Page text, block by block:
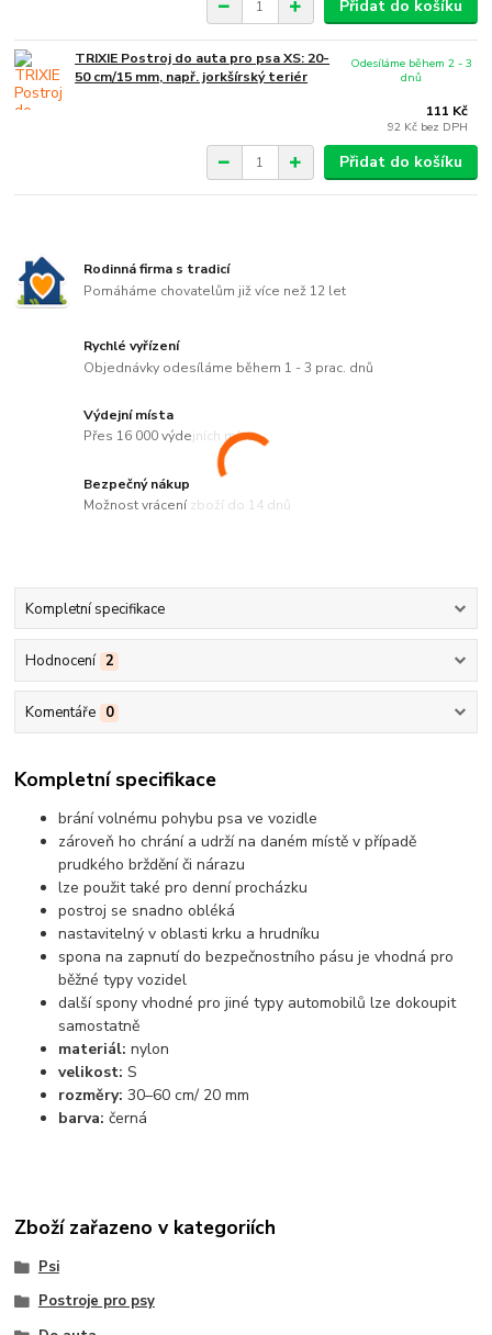
Přidat do košíku
TRIXIE Postroj do auta pro psa XS: 20-
50 cm/15 mm, např. jorkšírský teriér
111 Kč
92 Kč bez DPH
Odesíláme během 2 - 3
dnů
Přidat do košíku
Rodinná firma s tradicí
Pomáháme chovatelům již více než 12 let
Rychlé vyřízení
Objednávky odesíláme během 1 - 3 prac. dnů
Výdejní místa
Přes 16 000 výdejních míst
Bezpečný nákup
Možnost vrácení zboží do 14 dnů
Kompletní specifikace
Hodnocení 2
Komentáře 0
Kompletní specifikace
brání volnému pohybu psa ve vozidle
zároveň ho chrání a udrží na daném místě v případě
prudkého brždění či nárazu
lze použit také pro denní procházku
postroj se snadno obléká
nastavitelný v oblasti krku a hrudníku
spona na zapnutí do bezpečnostního pásu je vhodná pro
běžné typy vozidel
další spony vhodné pro jiné typy automobilů lze dokoupit
samostatně
materiál: nylon
velikost: S
rozměry: 30–60 cm/ 20 mm
barva: černá
Zboží zařazeno v kategoriích
Psi
Postroje pro psy